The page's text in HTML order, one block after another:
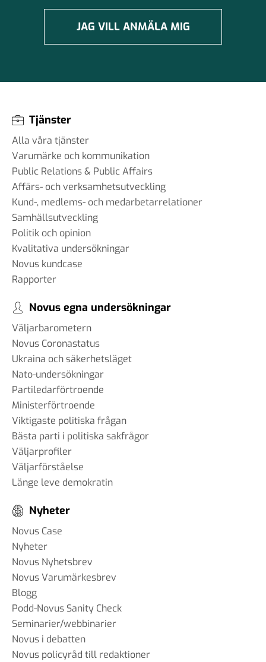
bygga broar mellan grupper i
samhället
03 jun 2025
och demokrati
#94 - Patrik Thunholm -
samhällskommunikation
08 maj 2025
#93 - Brit Stakston -
#92 - Ann-Thérese Enarsson -
aspekter som påverkar
arbetslivet för tjänstemän
11 apr 2025
#91 - Robert Kindroth - att
förebygga våldsbejakande
extremism
28 mar 2025
hur anpassar vi oss?
18 mar 2025
#89 Günther Mårder -
företagsklimatet i Sverige
28 feb 2025
JAG VILL ANMÄLA MIG
Tjänster
Alla våra tjänster
Varumärke och kommunikation
Public Relations & Public Affairs
Affärs- och verksamhetsutveckling
Kund-, medlems- och medarbetarrelationer
Samhällsutveckling
Politik och opinion
Kvalitativa undersökningar
Novus kundcase
Rapporter
Novus egna undersökningar
Väljarbarometern
Novus Coronastatus
Ukraina och säkerhetsläget
Nato-undersökningar
Partiledarförtroende
Ministerförtroende
Viktigaste politiska frågan
Bästa parti i politiska sakfrågor
Väljarprofiler
Väljarförståelse
Länge leve demokratin
Nyheter
Novus Case
Nyheter
Novus Nyhetsbrev
Novus Varumärkesbrev
Blogg
Podd-Novus Sanity Check
Seminarier/webbinarier
Novus i debatten
Novus policyråd till redaktioner